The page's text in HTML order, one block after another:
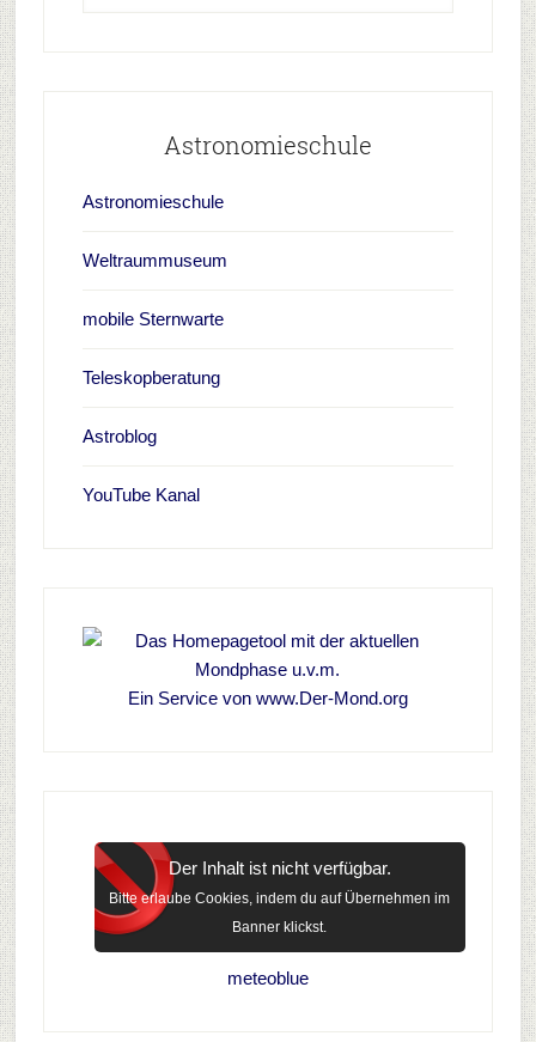
Astronomieschule
Astronomieschule
Weltraummuseum
mobile Sternwarte
Teleskopberatung
Astroblog
YouTube Kanal
Ein Service von www.Der-Mond.org
Der Inhalt ist nicht verfügbar.
Bitte erlaube Cookies, indem du auf Übernehmen im
Banner klickst.
meteoblue